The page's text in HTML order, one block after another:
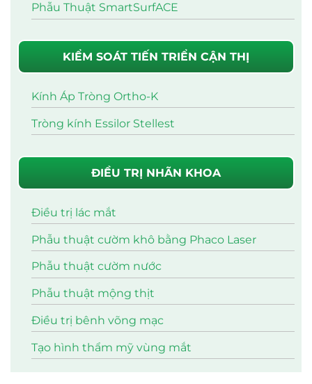
Phẫu Thuật SmartSurfACE
KIỂM SOÁT TIẾN TRIỂN CẬN THỊ
Kính Áp Tròng Ortho-K
Tròng kính Essilor Stellest
ĐIỀU TRỊ NHÃN KHOA
Điều trị lác mắt
Phẫu thuật cườm khô bằng Phaco Laser
Phẫu thuật cườm nước
Phẫu thuật mộng thịt
Điều trị bênh võng mạc
Tạo hình thẩm mỹ vùng mắt